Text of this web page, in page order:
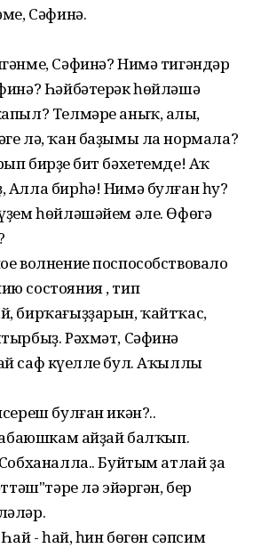
Сәфинә.
Сәфинә? Нимә тигәндәр
Һәйбәтерәк һөйләшә
Телмәре аныҡ, аңлы,
лә, ҡан баҙымы ла нормала?
бирҙең бит бәхетемде! Аҡ
бирһә! Нимә булған һуң?
һөйләшәйем әле. Өфөгә
волнение поспособствовало
состояния , тип
бирҡағыҙҙарын, ҡайтҡас,
Рәхмәт, Сәфинә
саф күңелле бул. Аҡыллы
булған икән?..
айҙай балҡып.
Буйтым атлай ҙа
лә эйәргән, бер
- һай, һин бөгөн сәпсим